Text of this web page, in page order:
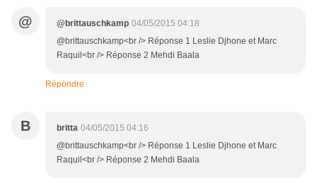
@ @brittauschkamp 04/05/2015 04:18
@brittauschkamp<br /> Réponse 1 Leslie Djhone et Marc
Raquil<br /> Réponse 2 Mehdi Baala
Répondre
B britta 04/05/2015 04:16
@brittauschkamp<br /> Réponse 1 Leslie Djhone et Marc
Raquil<br /> Réponse 2 Mehdi Baala